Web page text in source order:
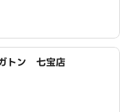
トン 七宝店